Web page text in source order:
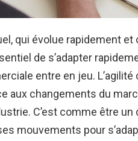
qui évolue rapidement
de s’adapter
entre en jeu.
aux changements du
C’est comme être un
mouvements pour